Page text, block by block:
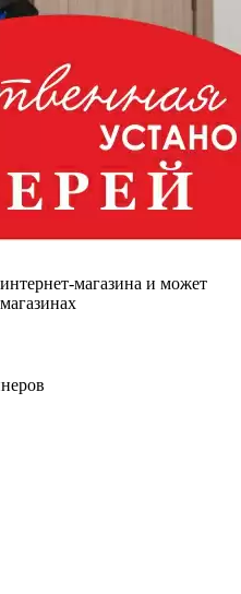
магазина и может